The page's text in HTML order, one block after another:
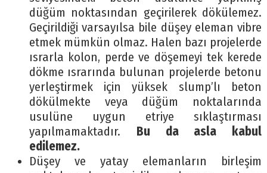
düğüm noktasından geçirilerek dökülemez.
Geçirildiği varsayılsa bile düşey eleman vibre
etmek mümkün olmaz. Halen bazı projelerde
ısrarla kolon, perde ve döşemeyi tek kerede
dökme ısrarında bulunan projelerde betonu
yerleştirmek için yüksek slump’lı beton
dökülmekte veya düğüm noktalarında
usulüne uygun etriye sıklaştırması
yapılmamaktadır. Bu da asla kabul
edilemez.
Düşey ve yatay elemanların birleşim